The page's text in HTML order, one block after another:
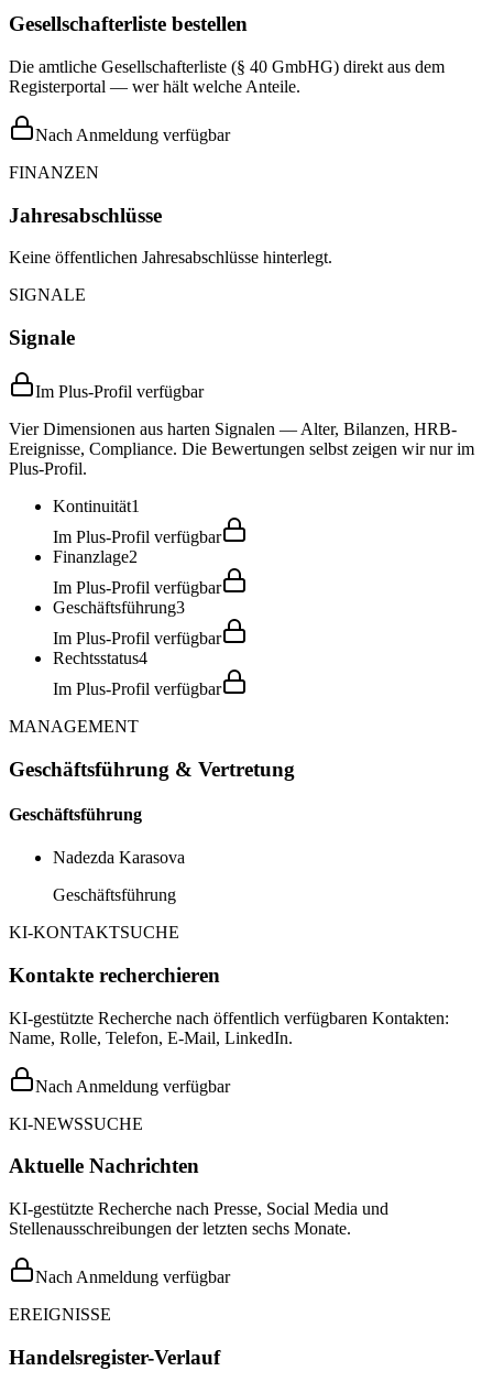
Gesellschafterliste bestellen
Die amtliche Gesellschafterliste (§ 40 GmbHG) direkt aus dem
Registerportal — wer hält welche Anteile.
Nach Anmeldung verfügbar
FINANZEN
Jahresabschlüsse
Keine öffentlichen Jahresabschlüsse hinterlegt.
SIGNALE
Signale
Im Plus-Profil verfügbar
Vier Dimensionen aus harten Signalen — Alter, Bilanzen, HRB-
Ereignisse, Compliance. Die Bewertungen selbst zeigen wir nur im
Plus-Profil.
Kontinuität1
Im Plus-Profil verfügbar
Finanzlage2
Im Plus-Profil verfügbar
Geschäftsführung3
Im Plus-Profil verfügbar
Rechtsstatus4
Im Plus-Profil verfügbar
MANAGEMENT
Geschäftsführung & Vertretung
Geschäftsführung
Nadezda Karasova
Geschäftsführung
KI-KONTAKTSUCHE
Kontakte recherchieren
KI-gestützte Recherche nach öffentlich verfügbaren Kontakten:
Name, Rolle, Telefon, E-Mail, LinkedIn.
Nach Anmeldung verfügbar
KI-NEWSSUCHE
Aktuelle Nachrichten
KI-gestützte Recherche nach Presse, Social Media und
Stellenausschreibungen der letzten sechs Monate.
Nach Anmeldung verfügbar
EREIGNISSE
Handelsregister-Verlauf